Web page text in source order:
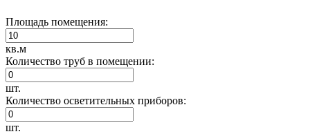
Площадь помещения:
кв.м
Количество труб в помещении:
шт.
Количество осветительных приборов:
шт.